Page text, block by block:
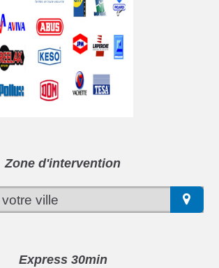
Zone d'intervention
Express 30min